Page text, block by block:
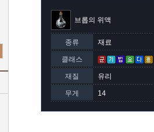
브롭의 위액
종류 재료
클래스
재질 유리
무게 14